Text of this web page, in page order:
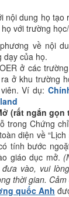
nội dung họ tạo
với trường
về nội
dạy của họ.
ở các
ở khu trường
Ví dụ:
(rất ngắn
trong Chứng
diện về
tính bước
giáo dục mở.
vào, vui
thời gian. Cảm
quốc Anh